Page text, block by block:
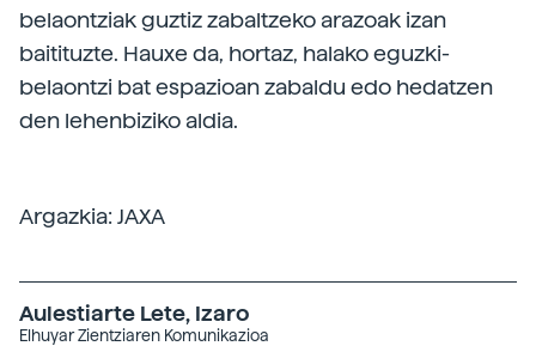
belaontziak guztiz zabaltzeko arazoak izan
baitituzte. Hauxe da, hortaz, halako eguzki-
belaontzi bat espazioan zabaldu edo hedatzen
den lehenbiziko aldia.
Argazkia: JAXA
Aulestiarte Lete, Izaro
Elhuyar Zientziaren Komunikazioa